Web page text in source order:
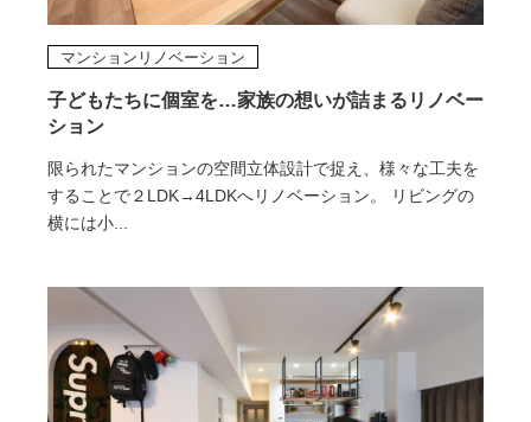
子どもたちに個室を…家族の想いが詰まるリノベー
ション
限られたマンションの空間立体設計で捉え、様々な工夫を
することで２LDK→4LDKへリノベーション。 リビングの
横には小...
マンションリノベーション